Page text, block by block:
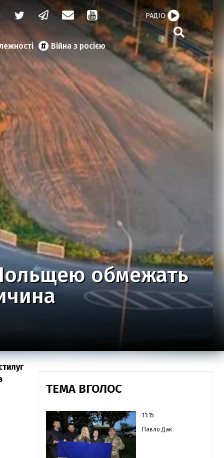
Війна з росією
РАДІО
обмежать
ТЕМА ВГОЛОС
11:15
Павло Дак